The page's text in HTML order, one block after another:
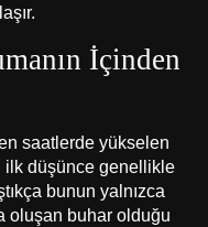
İçinden
saatlerde yükselen
ilk düşünce genellikle
bunun yalnızca
oluşan buhar olduğu